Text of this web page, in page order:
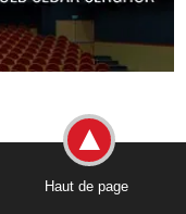
Haut de page